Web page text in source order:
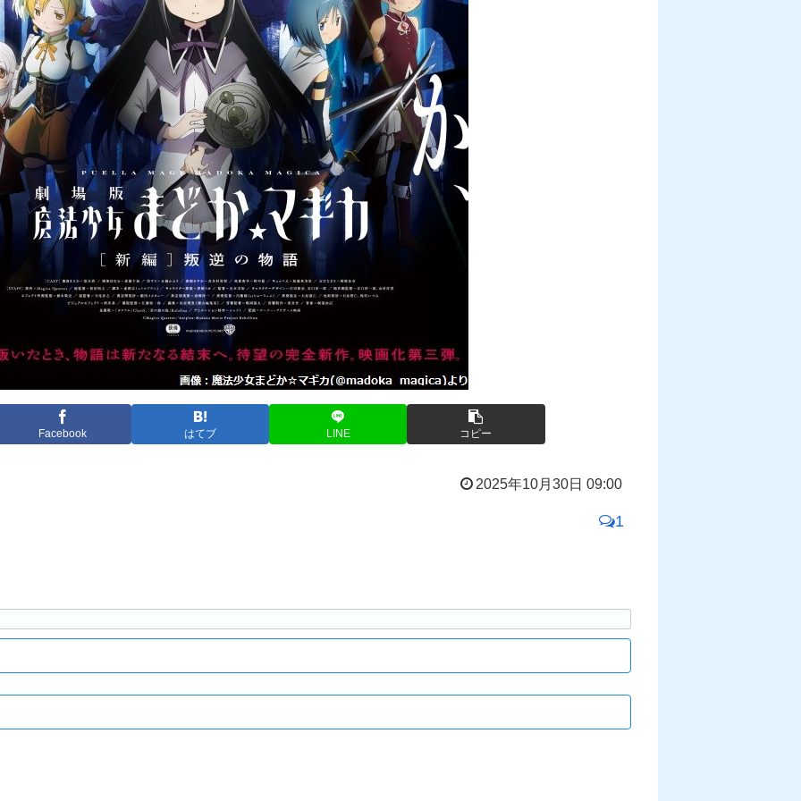
Facebook はてブ LINE コピー
2025年10月30日 09:00
1